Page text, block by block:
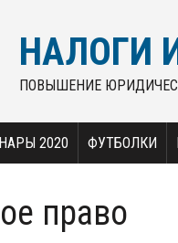
НАЛОГИ
ПОВЫШЕНИЕ
2020 ФУТБОЛКИ
право